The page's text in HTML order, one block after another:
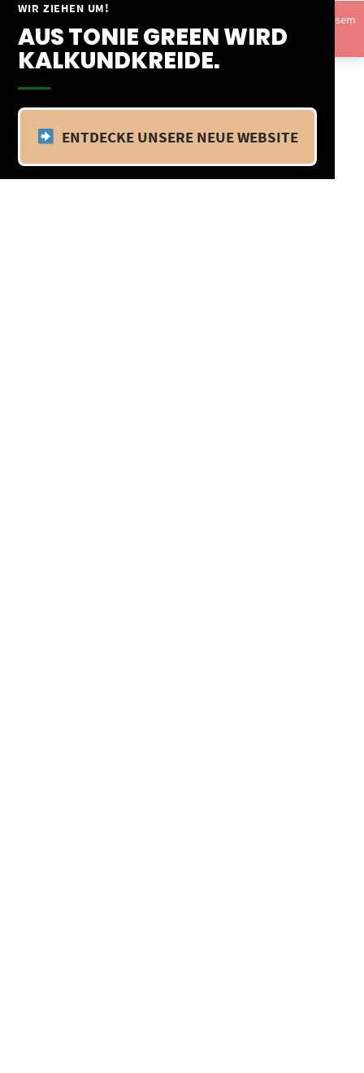
WIR ZIEHEN UM!
AUS TONIE GREEN WIRD
KALKUNDKREIDE.
ENTDECKE UNSERE NEUE WEBSITE
Springe
Inhalt
Vom 09.04.25 - 20.04.25 befinden wir uns im Betriebsurlaub. In diesem
Zeitraum findet kein Versand statt.Ausblenden